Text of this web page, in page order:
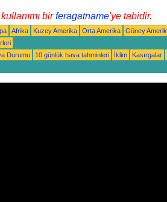
birferagatname'ye tabidir.
Afrika Kuzey Amerika Orta Amerika
Güney
Durumu 10 günlük hava tahminleri İklim
Kasırgalar